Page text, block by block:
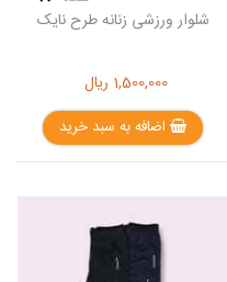
شلوار ورزشی زنانه طرح نایک
1,500,000 ریال
اضافه به سبد خرید